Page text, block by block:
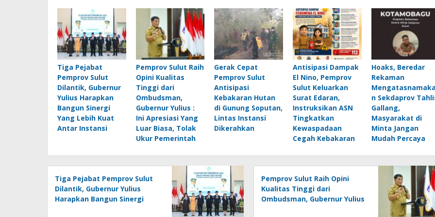
Tiga Pejabat
Pemprov Sulut
Dilantik, Gubernur
Yulius Harapkan
Bangun Sinergi
Yang Lebih Kuat
Antar Instansi
Pemprov Sulut Raih
Opini Kualitas
Tinggi dari
Ombudsman,
Gubernur Yulius :
Ini Apresiasi Yang
Luar Biasa, Tolak
Ukur Pemerintah
Gerak Cepat
Pemprov Sulut
Antisipasi
Kebakaran Hutan
di Gunung Soputan,
Lintas Instansi
Dikerahkan
Antisipasi Dampak
El Nino, Pemprov
Sulut Keluarkan
Surat Edaran,
Instruksikan ASN
Tingkatkan
Kewaspadaan
Cegah Kebakaran
Hoaks, Beredar
Rekaman
n Sekdaprov
Gallang,
Masyarakat di
Minta Jangan
Mudah Percaya
Tiga Pejabat Pemprov Sulut
Dilantik, Gubernur Yulius
Harapkan Bangun Sinergi
Pemprov Sulut Raih Opini
Kualitas Tinggi dari
Ombudsman, Gubernur Yulius